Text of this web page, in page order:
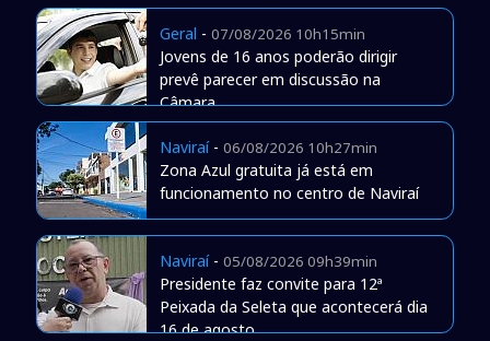
Geral - 07/08/2026 10h15min
Jovens de 16 anos poderão dirigir
prevê parecer em discussão na
Câmara
Naviraí- 06/08/2026 10h27min
Zona Azul gratuita já está em
funcionamento no centro de Naviraí
Naviraí- 05/08/2026 09h39min
Presidente faz convite para 12ª
Peixada da Seleta que acontecerá dia
16 de agosto